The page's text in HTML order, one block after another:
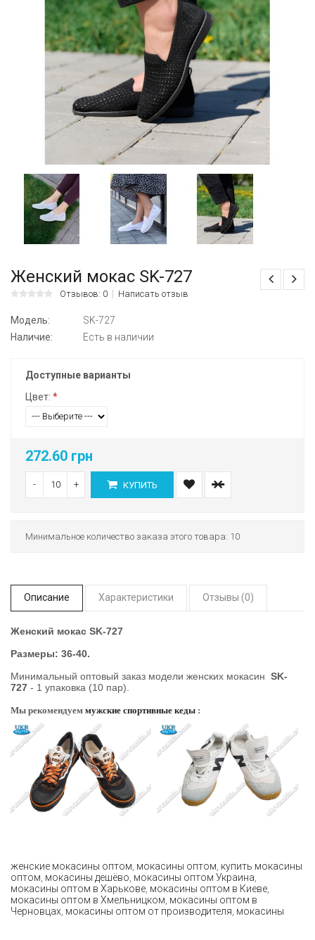
Женский мокас SK-727
Отзывов: 0 Написать отзыв
Модель:
SK-727
Наличие:
Есть в наличии
Доступные варианты
Цвет: *
272.60 грн
- + КУПИТЬ
Минимальное количество заказа этого товара: 10
Описание Характеристики Отзывы (0)
Женский мокас SK-727
Размеры: 36-40.
Минимальный оптовый заказ модели женских мокасин SK-
727 - 1 упаковка (10 пар).
Мы рекомендуем мужские спортивные кеды :
женские мокасины оптом мокасины оптом купить мокасины
оптом мокасины дешёво мокасины оптом Украина
мокасины оптом в Харькове мокасины оптом в Киеве
мокасины оптом в Хмельницком мокасины оптом в
Черновцах мокасины оптом от производителя мокасины